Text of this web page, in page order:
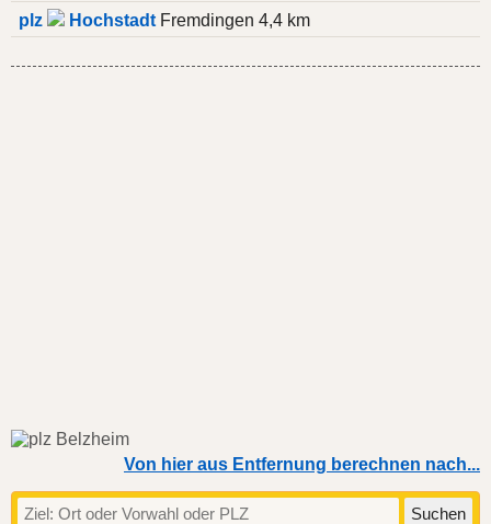
plz
Hochstadt Fremdingen 4,4 km
Von hier aus Entfernung berechnen nach...